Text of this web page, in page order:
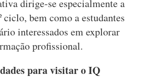
dirige-se especialmente a
ciclo, bem como a estudantes
interessados em explorar
profissional.
para visitar o IQ